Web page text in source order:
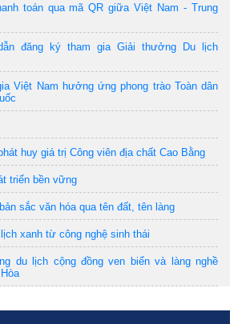
toán qua mã QR giữa Việt Nam - Trung
đăng ký tham gia Giải thưởng Du lịch
Việt Nam hưởng ứng phong trào Toàn dân
huy giá trị Công viên địa chất Cao Bằng
triển bền vững
sắc văn hóa qua tên đất, tên làng
xanh từ công nghệ sinh thái
du lịch cộng đồng ven biển và làng nghề